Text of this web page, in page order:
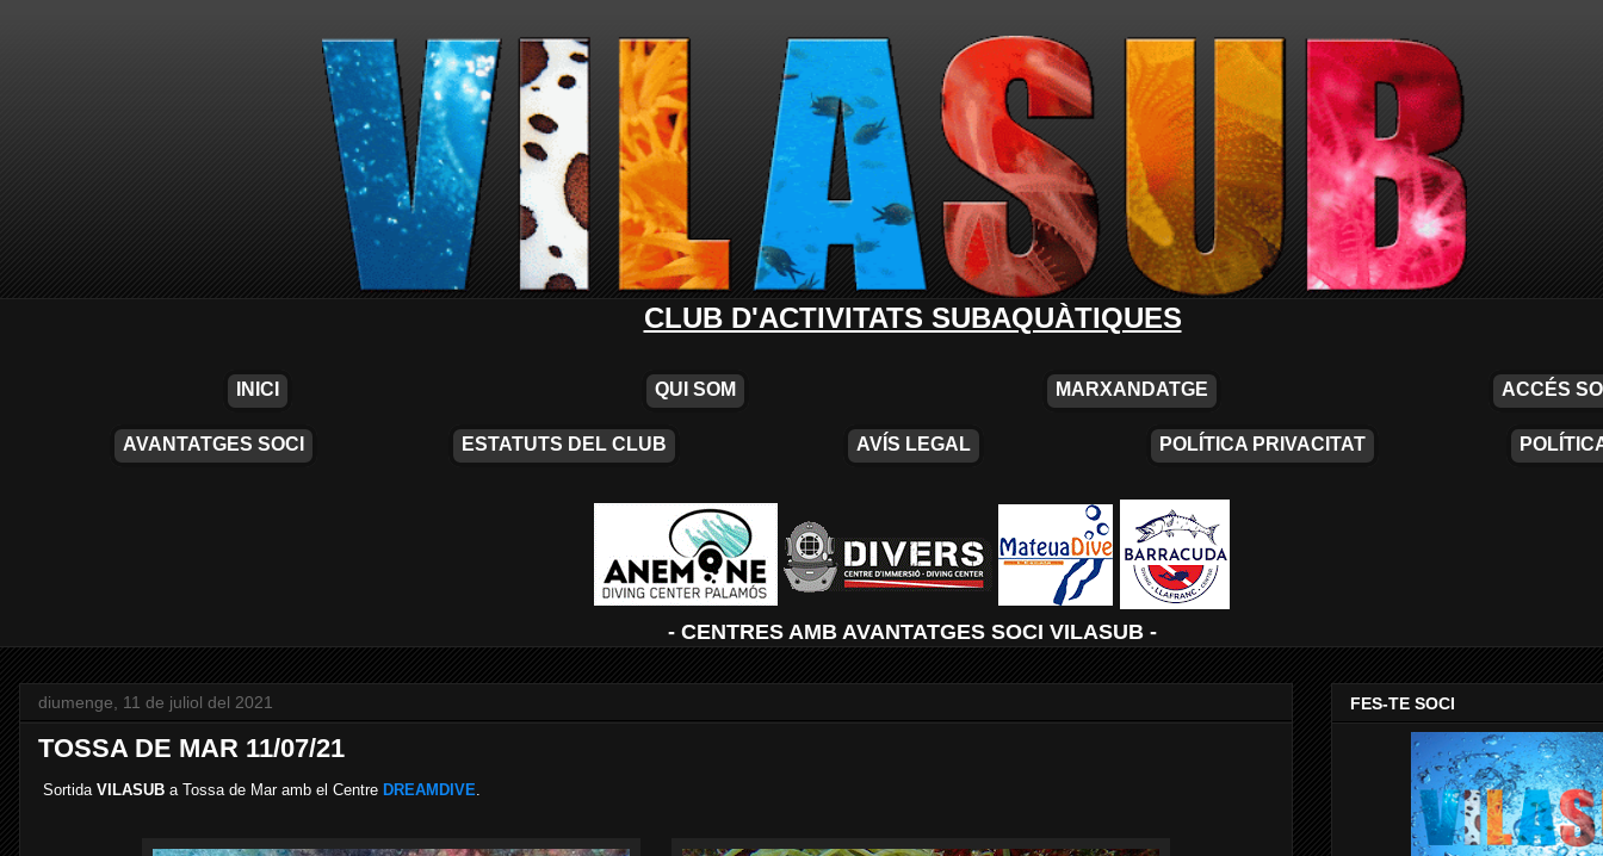
CLUB D'ACTIVITATS SUBAQUÀTIQUES
INICI QUI SOM MARXANDATGE ACCÉS
AVANTATGES SOCI ESTATUTS DEL CLUB AVÍS LEGAL POLÍTICA PRIVACITAT
- CENTRES AMB AVANTATGES SOCI VILASUB -
diumenge, 11 de juliol del 2021
TOSSA DE MAR 11/07/21
Sortida VILASUB a Tossa de Mar amb el Centre DREAMDIVE.
FES-TE SOCI